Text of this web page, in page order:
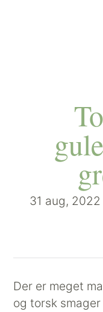
31 aug, 2022
Der er meget
og torsk